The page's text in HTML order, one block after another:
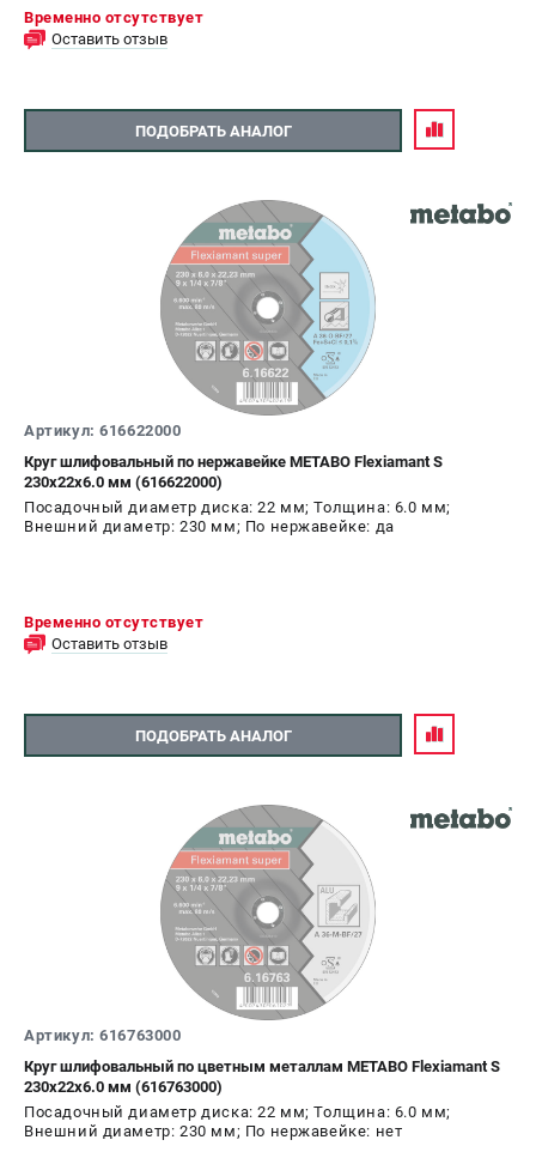
Временно отсутствует
Оставить отзыв
ПОДОБРАТЬ АНАЛОГ
Артикул: 616622000
Круг шлифовальный по нержавейке METABO Flexiamant S
230x22х6.0 мм (616622000)
Посадочный диаметр диска: 22 мм; Толщина: 6.0 мм;
Внешний диаметр: 230 мм; По нержавейке: да
Временно отсутствует
Оставить отзыв
ПОДОБРАТЬ АНАЛОГ
Артикул: 616763000
Круг шлифовальный по цветным металлам METABO Flexiamant S
230x22х6.0 мм (616763000)
Посадочный диаметр диска: 22 мм; Толщина: 6.0 мм;
Внешний диаметр: 230 мм; По нержавейке: нет